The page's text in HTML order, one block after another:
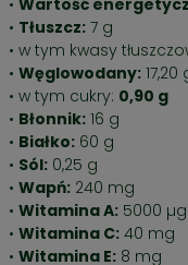
• Tłuszcz: 7 g
• w tym kwasy
• Węglowodany: 17,20
• w tym cukry: 0,90 g
• Błonnik: 16 g
• Białko: 60 g
• Sól: 0,25 g
• Wapń: 240 mg
• Witamina A: 5000 µg
• Witamina C: 40 mg
• Witamina E: 8 mg